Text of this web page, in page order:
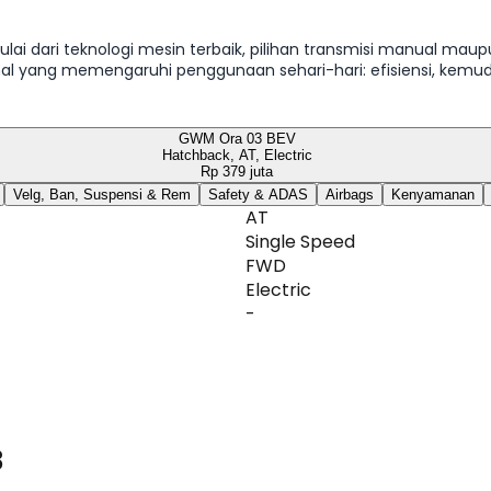
dari teknologi mesin terbaik, pilihan transmisi manual
yang memengaruhi penggunaan sehari-hari: efisiensi,
GWM Ora 03 BEV
Hatchback, AT, Electric
Rp 379 juta
Velg, Ban, Suspensi & Rem
Safety & ADAS Airbags Kenyamanan
AT
Single Speed
FWD
Electric
-